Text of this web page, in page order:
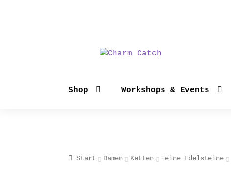
springen
springen
Shop Workshops & Events
Start Damen Ketten Feine Edelsteine